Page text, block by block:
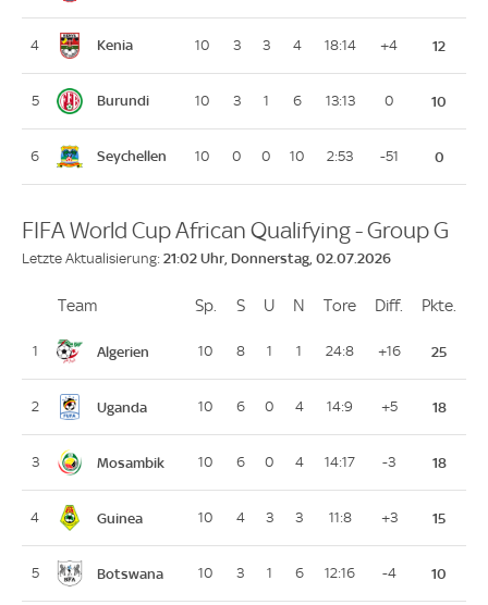
4 Kenia 10 3 3 4 18:14 +4 12
5 Burundi 10 3 1 6 13:13 0 10
6 Seychellen 10 0 0 10 2:53 -51 0
FIFA World Cup African Qualifying - Group G
Letzte Aktualisierung: 21:02 Uhr, Donnerstag, 02.07.2026
PlatzTeam Sp. Spiele
SSiege
U Unentschieden
N Niederlagen
Tore ToreDiff. Differenz
Pkte.
1 Algerien 10 8 1 1 24:8 +16 25
2 Uganda 10 6 0 4 14:9 +5 18
3 Mosambik 10 6 0 4 14:17 -3 18
4 Guinea 10 4 3 3 11:8 +3 15
5 Botswana 10 3 1 6 12:16 -4 10